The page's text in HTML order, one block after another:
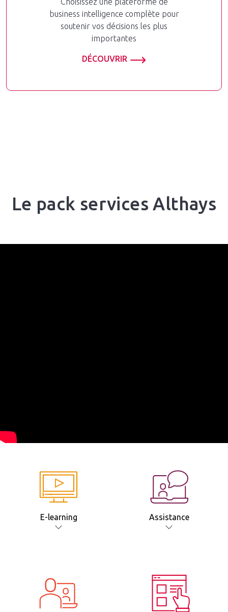
business intelligence complète pour
soutenir vos décisions les plus
importantes
DÉCOUVRIR
Le pack services Althays
E-learning Assistance